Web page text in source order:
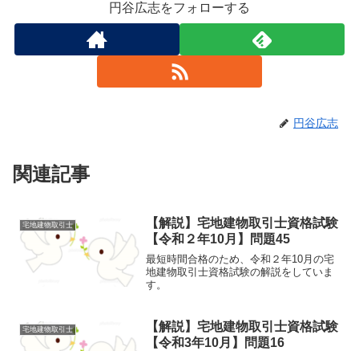
円谷広志をフォローする
円谷広志
関連記事
宅地建物取引士
【解説】宅地建物取引士資格試験
【令和２年10月】問題45
最短時間合格のため、令和２年10月の宅
地建物取引士資格試験の解説をしていま
す。
宅地建物取引士
【解説】宅地建物取引士資格試験
【令和3年10月】問題16